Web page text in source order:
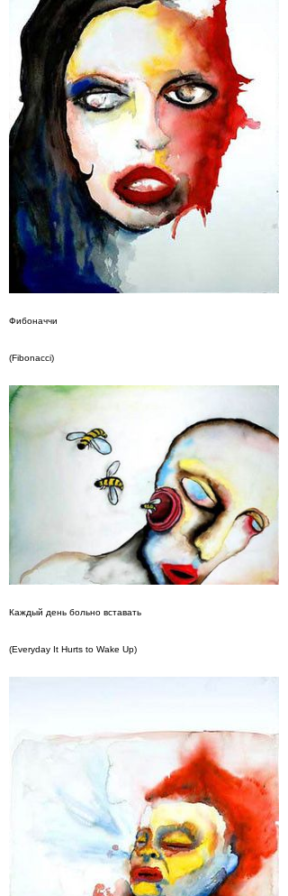
Фибоначчи
(Fibonacci)
Каждый день больно вставать
(Everyday It Hurts to Wake Up)